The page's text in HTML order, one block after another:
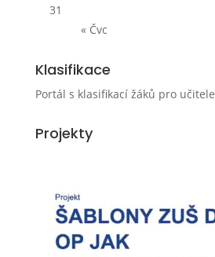
31
« Čvc
Klasifikace
Portál s klasifikací žáků pro učitele
Projekty